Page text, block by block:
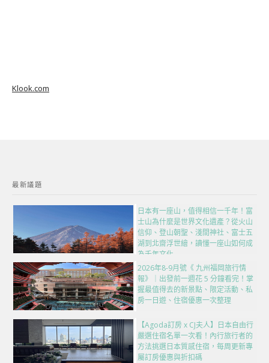
Klook.com
最新議題
日本有一座山，值得相信一千年！富
士山為什麼是世界文化遺產？從火山
信仰、登山朝聖、淺間神社、富士五
湖到北齋浮世繪，讀懂一座山如何成
為千年文化
2026年8-9月號《 九州福岡旅行情
報》｜出發前一週花 5 分鐘看完！掌
握最值得去的新景點、限定活動、私
房一日遊、住宿優惠一次整理
【Agoda訂房 x CJ夫人】日本自由行
嚴選住宿名單一次看！內行旅行者的
方法挑選日本質感住宿，每周更新專
屬訂房優惠與折扣碼